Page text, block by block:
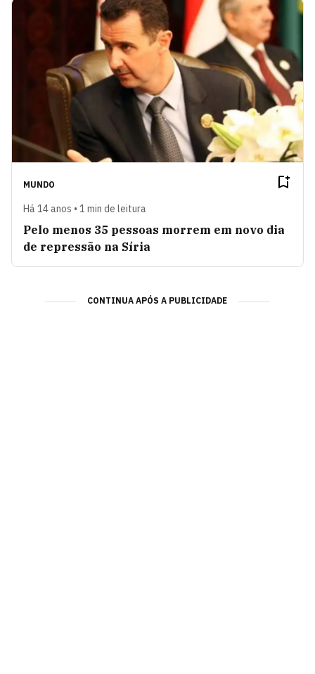
MUNDO
Há 14 anos • 1 min de leitura
Pelo menos 35 pessoas morrem em novo dia
de repressão na Síria
CONTINUA APÓS A PUBLICIDADE